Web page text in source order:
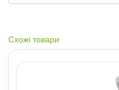
Схожі товари